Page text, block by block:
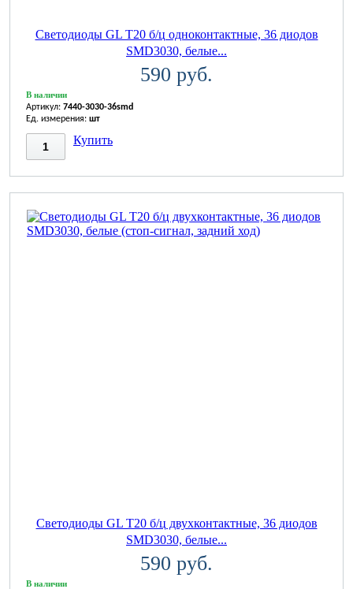
Светодиоды GL T20 б/ц одноконтактные, 36 диодов
SMD3030, белые...
590 руб.
В наличии
Артикул: 7440-3030-36smd
Ед. измерения: шт
Купить
Светодиоды GL T20 б/ц двухконтактные, 36 диодов
SMD3030, белые...
590 руб.
В наличии